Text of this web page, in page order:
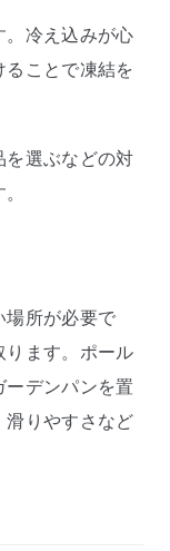
。冷え込みが心
ことで凍結を
を選ぶなどの対
場所が必要で
ります。ポール
ーデンパンを置
滑りやすさなど